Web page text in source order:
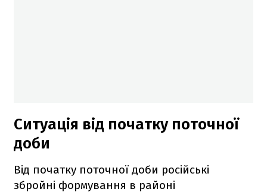
Ситуація від початку поточної
доби
Від початку поточної доби російські
збройні формування в районі